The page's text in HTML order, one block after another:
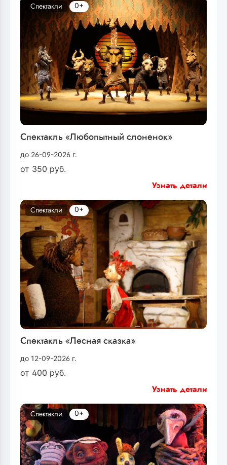
Спектакль «Любопытный слоненок»
до 26-09-2026 г.
от 350 руб.
Спектакли 0+
Узнать детали
Спектакль «Лесная сказка»
до 12-09-2026 г.
от 400 руб.
Спектакли 0+
Узнать детали
Спектакли 0+